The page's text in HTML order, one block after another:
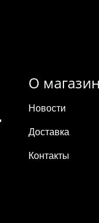
О
Новости
Доставка
Контакты